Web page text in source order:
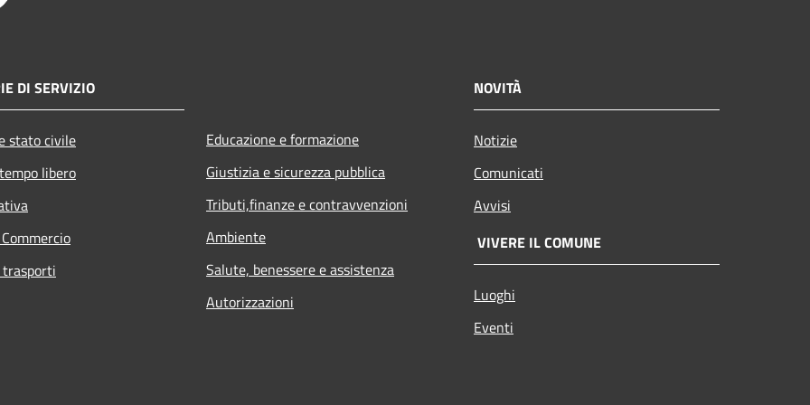
DI SERVIZIO
stato civile
libero
Educazione e formazione
Giustizia e sicurezza pubblica
Tributi,finanze e contravvenzioni
Ambiente
Salute, benessere e assistenza
Autorizzazioni
NOVITÀ
Notizie
Comunicati
Avvisi
VIVERE IL COMUNE
Luoghi
Eventi